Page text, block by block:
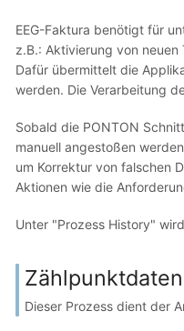
EEG-Faktura benötigt für
z.B.: Aktivierung von neuen
Dafür übermittelt die
werden. Die Verarbeitung
Sobald die PONTON
manuell angestoßen
um Korrektur von falschen
Aktionen wie die
Unter "Prozess History"
Dieser Prozess dient der